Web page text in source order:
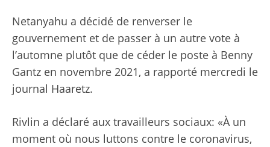
Netanyahu a décidé de renverser le
gouvernement et de passer à un autre vote à
l’automne plutôt que de céder le poste à Benny
Gantz en novembre 2021, a rapporté mercredi le
journal Haaretz.
Rivlin a déclaré aux travailleurs sociaux: «À un
moment où nous luttons contre le coronavirus,